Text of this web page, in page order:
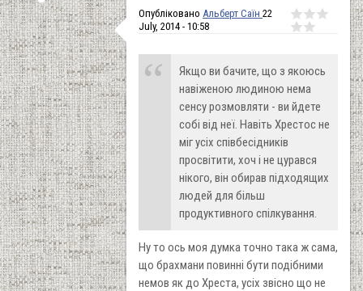
Опубліковано Альберт Саїн 22
July, 2014 - 10:58
Якщо ви бачите, що з якоюсь
навіженою людиною нема
сенсу розмовляти - ви йдете
собі від неї. Навіть Хрестос не
міг усіх співбесідників
просвітити, хоч і не цурався
нікого, він обирав підходящих
людей для більш
продуктивного спілкування.
Ну то ось моя думка точно така ж сама,
що брахмани повинні бути подібними
немов як до Хреста, усіх звісно що не